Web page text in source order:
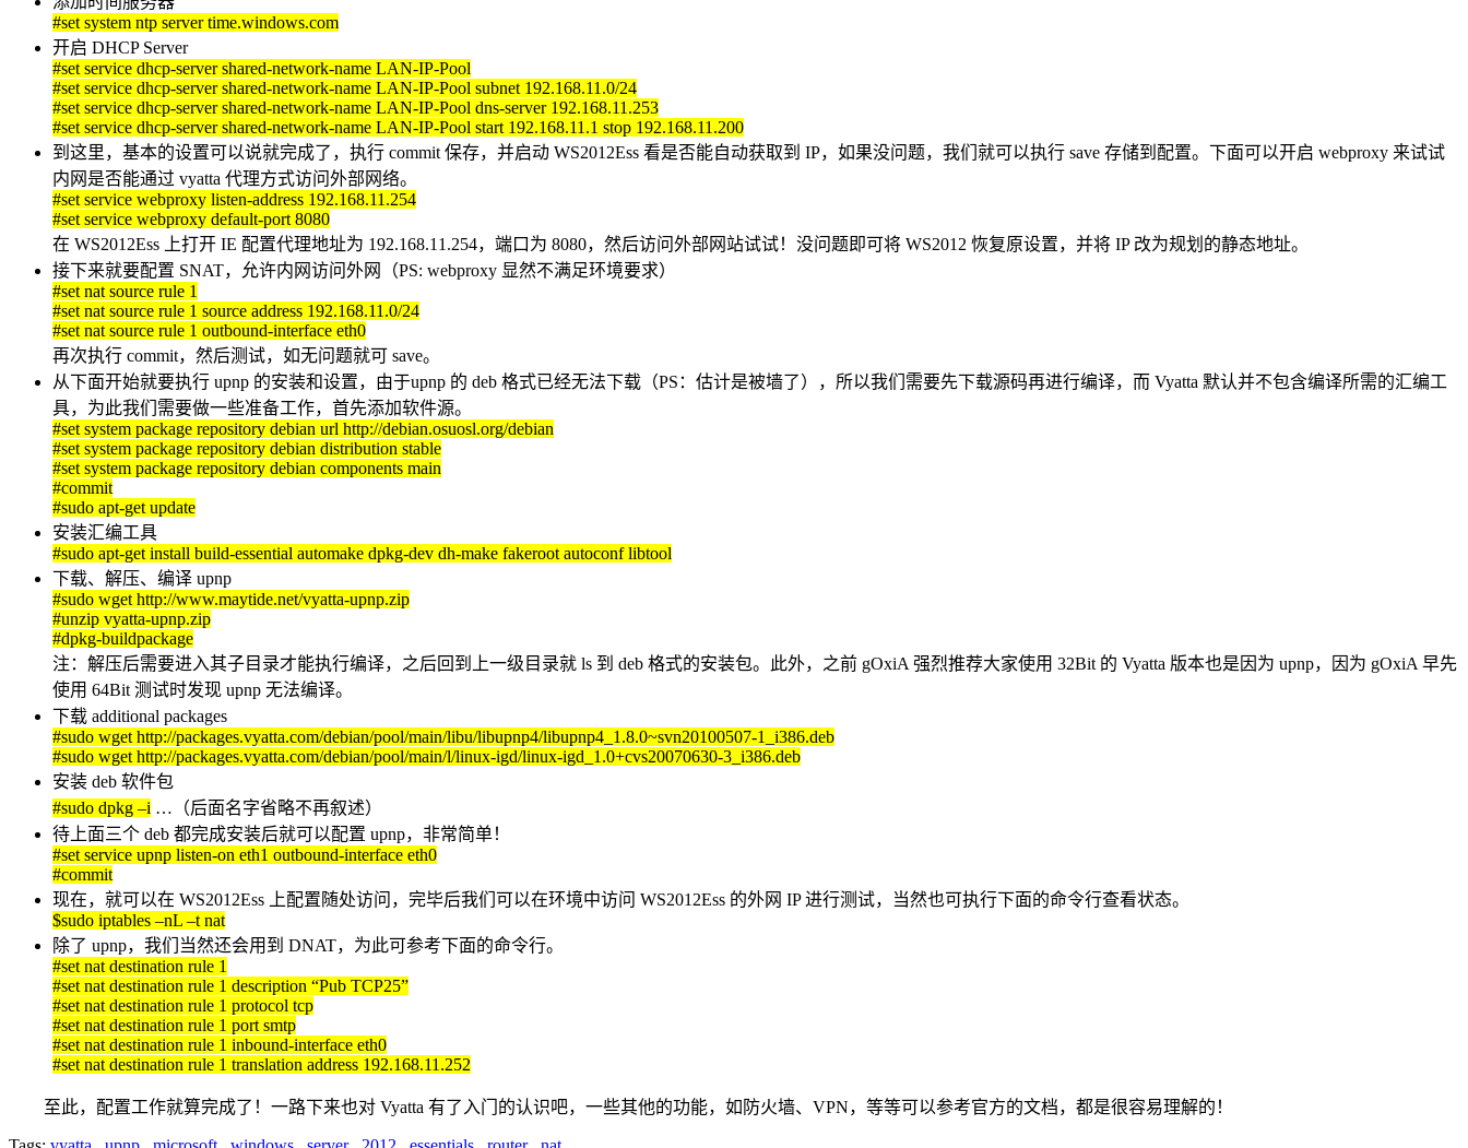
#set system ntp server time.windows.com
开启 DHCP Server
#set service dhcp-server shared-network-name LAN-IP-Pool
#set service dhcp-server shared-network-name LAN-IP-Pool subnet 192.168.11.0/24
#set service dhcp-server shared-network-name LAN-IP-Pool dns-server 192.168.11.253
#set service dhcp-server shared-network-name LAN-IP-Pool start 192.168.11.1 stop 192.168.11.200
到这里，基本的设置可以说就完成了，执行 commit 保存，并启动 WS2012Ess 看是否能自动获取到 IP，如果没问题，我们就可以执行 save 存储到配置。下面可以开启 webproxy 来试试
内网是否能通过 vyatta 代理方式访问外部网络。
#set service webproxy listen-address 192.168.11.254
#set service webproxy default-port 8080
在 WS2012Ess 上打开 IE 配置代理地址为 192.168.11.254，端口为 8080，然后访问外部网站试试！没问题即可将 WS2012 恢复原设置，并将 IP 改为规划的静态地址。
接下来就要配置 SNAT，允许内网访问外网（PS: webproxy 显然不满足环境要求）
#set nat source rule 1
#set nat source rule 1 source address 192.168.11.0/24
#set nat source rule 1 outbound-interface eth0
再次执行 commit，然后测试，如无问题就可 save。
从下面开始就要执行 upnp 的安装和设置，由于upnp 的 deb 格式已经无法下载（PS：估计是被墙了），所以我们需要先下载源码再进行编译，而 Vyatta 默认并不包含编译所需的汇编工
具，为此我们需要做一些准备工作，首先添加软件源。
#set system package repository debian url http://debian.osuosl.org/debian
#set system package repository debian distribution stable
#set system package repository debian components main
#commit
#sudo apt-get update
安装汇编工具
#sudo apt-get install build-essential automake dpkg-dev dh-make fakeroot autoconf libtool
下载、解压、编译 upnp
#sudo wget http://www.maytide.net/vyatta-upnp.zip
#unzip vyatta-upnp.zip
#dpkg-buildpackage
注：解压后需要进入其子目录才能执行编译，之后回到上一级目录就 ls 到 deb 格式的安装包。此外，之前 gOxiA 强烈推荐大家使用 32Bit 的 Vyatta 版本也是因为 upnp，因为 gOxiA 早先
使用 64Bit 测试时发现 upnp 无法编译。
下载 additional packages
#sudo wget http://packages.vyatta.com/debian/pool/main/libu/libupnp4/libupnp4_1.8.0~svn20100507-1_i386.deb
#sudo wget http://packages.vyatta.com/debian/pool/main/l/linux-igd/linux-igd_1.0+cvs20070630-3_i386.deb
安装 deb 软件包
#sudo dpkg –i …（后面名字省略不再叙述）
待上面三个 deb 都完成安装后就可以配置 upnp，非常简单！
#set service upnp listen-on eth1 outbound-interface eth0
#commit
现在，就可以在 WS2012Ess 上配置随处访问，完毕后我们可以在环境中访问 WS2012Ess 的外网 IP 进行测试，当然也可执行下面的命令行查看状态。
$sudo iptables –nL –t nat
除了 upnp，我们当然还会用到 DNAT，为此可参考下面的命令行。
#set nat destination rule 1
#set nat destination rule 1 description “Pub TCP25”
#set nat destination rule 1 protocol tcp
#set nat destination rule 1 port smtp
#set nat destination rule 1 inbound-interface eth0
#set nat destination rule 1 translation address 192.168.11.252
至此，配置工作就算完成了！一路下来也对 Vyatta 有了入门的认识吧，一些其他的功能，如防火墙、VPN，等等可以参考官方的文档，都是很容易理解的！